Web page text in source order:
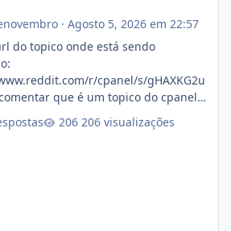
· Agosto 5, 2026 em 22:57
do topico onde está sendo
r/cpanel/s/gHAXKG2u
que é um topico do cpanel...
206 visualizações